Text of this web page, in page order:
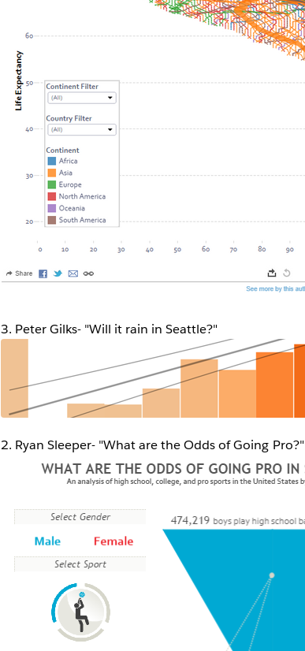
3. Peter Gilks- "Will it rain in Seattle?"
2. Ryan Sleeper- "What are the Odds of Going Pro?"